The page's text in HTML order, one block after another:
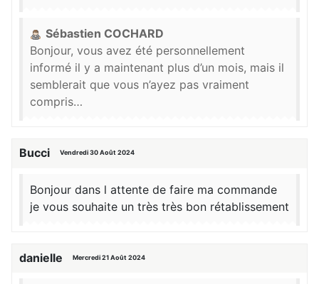
Sébastien COCHARD
Bonjour, vous avez été personnellement
informé il y a maintenant plus d’un mois, mais il
semblerait que vous n’ayez pas vraiment
compris…
Bucci Vendredi 30 Août 2024
Bonjour dans l attente de faire ma commande
je vous souhaite un très très bon rétablissement
danielle Mercredi 21 Août 2024